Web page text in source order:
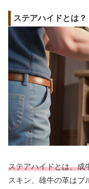
ステアハイドとは？
ステアハイドとは、成
スキン、雄牛の革はブ